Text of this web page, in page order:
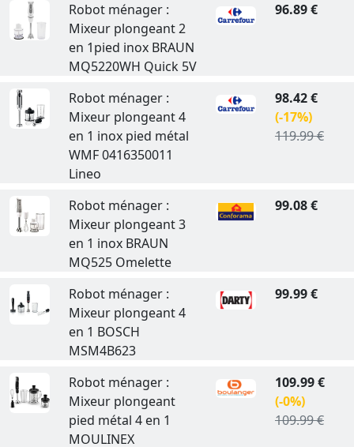
Robot ménager :
Mixeur plongeant 2
en 1pied inox BRAUN
MQ5220WH Quick 5V
96.89 €
Robot ménager :
Mixeur plongeant 4
en 1 inox pied métal
WMF 0416350011
Lineo
98.42 €
(-17%)
119.99 €
Robot ménager :
Mixeur plongeant 3
en 1 inox BRAUN
MQ525 Omelette
99.08 €
Robot ménager :
Mixeur plongeant 4
en 1 BOSCH
MSM4B623
99.99 €
Robot ménager :
Mixeur plongeant
pied métal 4 en 1
MOULINEX
109.99 €
(-0%)
109.99 €